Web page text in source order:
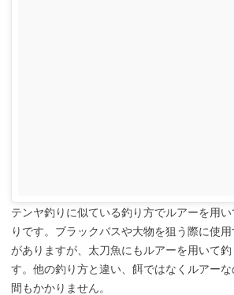
テンヤ釣りに似ている釣り方でルアーを用
りです。ブラックバスや大物を狙う際に使
がありますが、太刀魚にもルアーを用いて
す。他の釣り方と違い、餌ではなくルアー
間もかかりません。